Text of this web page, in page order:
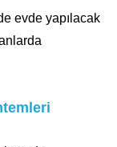
evde yapılacak